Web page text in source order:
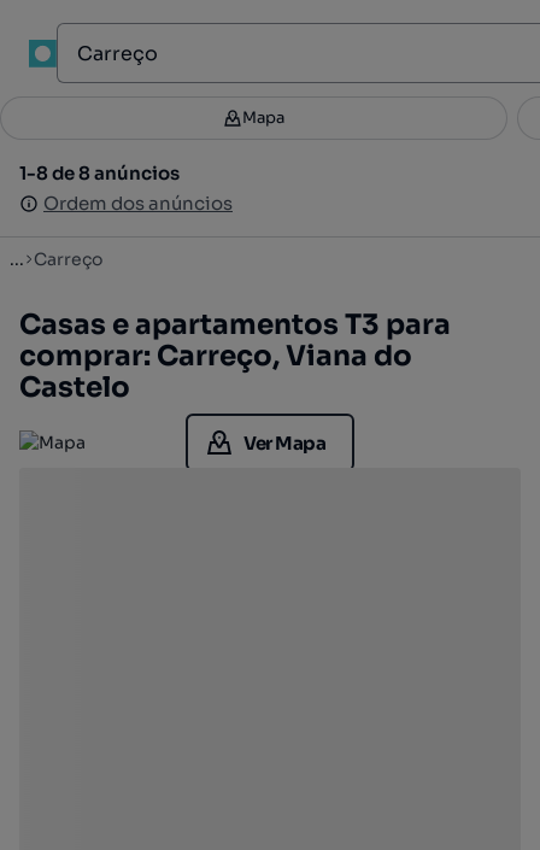
Filtros 2
1-8 de 8 anúncios
Ordem dos anúncios
Mapa
1-8 de 8 anúncios
Ordem dos anúncios
... Carreço
Casas e apartamentos T3 para
comprar: Carreço, Viana do
Castelo
Ver Mapa